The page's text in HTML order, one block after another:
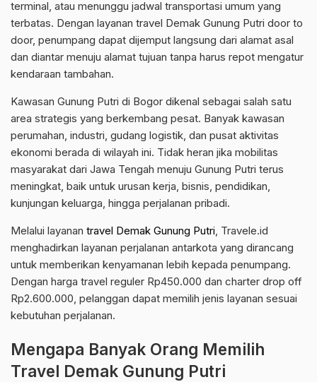
terminal, atau menunggu jadwal transportasi umum yang
terbatas. Dengan layanan travel Demak Gunung Putri door to
door, penumpang dapat dijemput langsung dari alamat asal
dan diantar menuju alamat tujuan tanpa harus repot mengatur
kendaraan tambahan.
Kawasan Gunung Putri di Bogor dikenal sebagai salah satu
area strategis yang berkembang pesat. Banyak kawasan
perumahan, industri, gudang logistik, dan pusat aktivitas
ekonomi berada di wilayah ini. Tidak heran jika mobilitas
masyarakat dari Jawa Tengah menuju Gunung Putri terus
meningkat, baik untuk urusan kerja, bisnis, pendidikan,
kunjungan keluarga, hingga perjalanan pribadi.
Melalui layanan travel Demak Gunung Putri, Travele.id
menghadirkan layanan perjalanan antarkota yang dirancang
untuk memberikan kenyamanan lebih kepada penumpang.
Dengan harga travel reguler Rp450.000 dan charter drop off
Rp2.600.000, pelanggan dapat memilih jenis layanan sesuai
kebutuhan perjalanan.
Mengapa Banyak Orang Memilih
Travel Demak Gunung Putri